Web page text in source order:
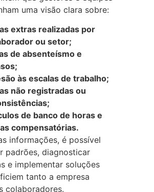
uma visão clara sobre:
extras realizadas por
ou setor;
de absenteísmo e
às escalas de trabalho;
não registradas ou
de banco de horas e
compensatórias.
informações, é possível
padrões, diagnosticar
e implementar soluções
tanto a empresa
colaboradores.